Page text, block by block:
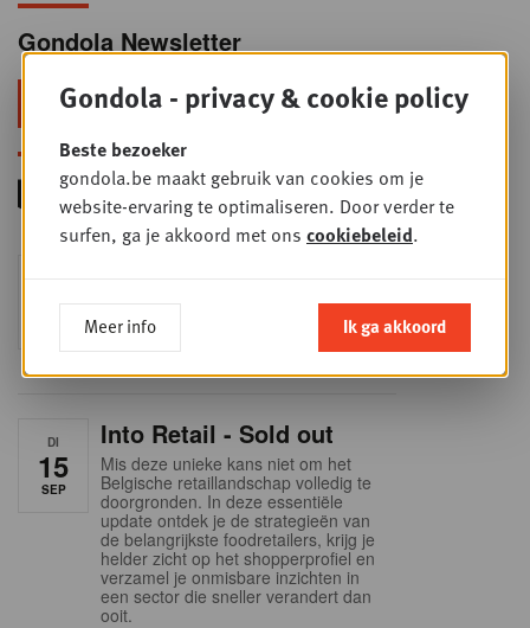
Gondola Newsletter
Blijf voorop in retail & foodservice!
9
business planning
Intro to Negotiation: Succes aan de
onderhandelingstafel is geen toeval!
DI
15
SEP
Into Retail - Sold out
Mis deze unieke kans niet om het
Belgische retaillandschap volledig te
doorgronden. In deze essentiële
update ontdek je de strategieën van
de belangrijkste foodretailers, krijg je
helder zicht op het shopperprofiel en
verzamel je onmisbare inzichten in
een sector die sneller verandert dan
ooit.
Gondola - privacy & cookie policy
Beste bezoeker
gondola.be maakt gebruik van cookies om je
website-ervaring te optimaliseren. Door verder te
surfen, ga je akkoord met ons cookiebeleid.
Meer info Ik ga akkoord